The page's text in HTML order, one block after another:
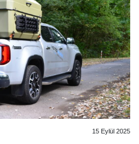
15 Eylül 2025